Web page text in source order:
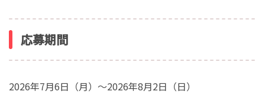
応募期間
2026年7月6日（月）～2026年8月2日（日）